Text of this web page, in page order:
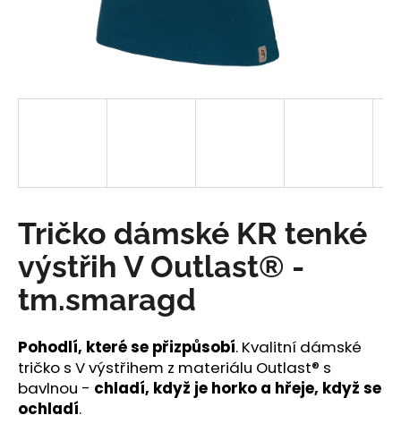
Tričko dámské KR tenké
výstřih V Outlast® -
tm.smaragd
Pohodlí, které se přizpůsobí. Kvalitní dámské
tričko s V výstřihem z materiálu Outlast® s
bavlnou - chladí, když je horko a hřeje, když se
ochladí.
t
D
o
o
r
u
č